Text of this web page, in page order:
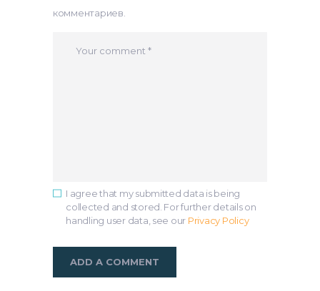
комментариев.
I agree that my submitted data is being
collected and stored. For further details on
handling user data, see our Privacy Policy